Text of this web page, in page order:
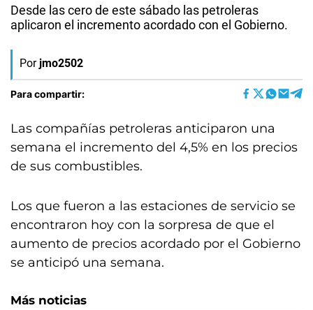
Desde las cero de este sábado las petroleras
aplicaron el incremento acordado con el Gobierno.
Por jmo2502
Para compartir:
Las compañías petroleras anticiparon una
semana el incremento del 4,5% en los precios
de sus combustibles.
Los que fueron a las estaciones de servicio se
encontraron hoy con la sorpresa de que el
aumento de precios acordado por el Gobierno
se anticipó una semana.
Más noticias